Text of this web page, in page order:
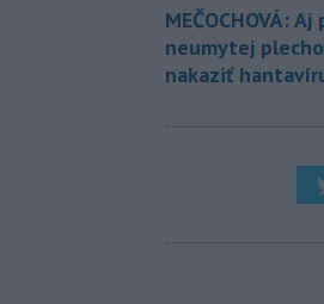
MEČOCHOVÁ:
neumytej
nakaziť